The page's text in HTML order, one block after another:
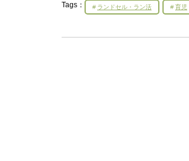
Tags： ランドセル・ラン活 育児